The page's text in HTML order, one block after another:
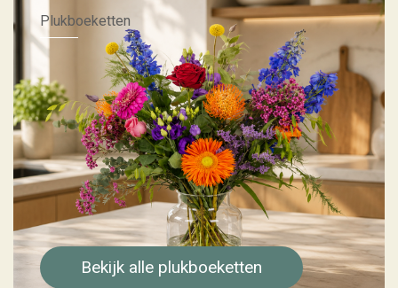
Plukboeketten
Bekijk alle plukboeketten